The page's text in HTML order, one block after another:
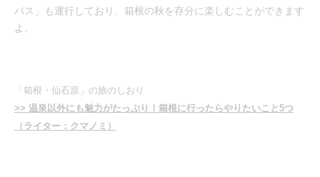
バス」も運行しており、箱根の秋を存分に楽しむことができます
よ。
「箱根・仙石原」の旅のしおり
>> 温泉以外にも魅力がたっぷり！箱根に行ったらやりたいこと5つ
（ライター：クマノミ）